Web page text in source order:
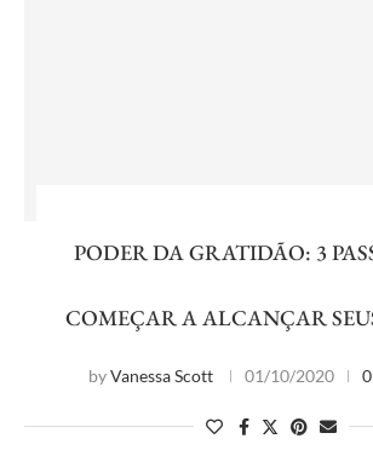
PODER DA GRATIDÃO: 3
COMEÇAR A ALCANÇAR
byVanessa Scott 01/10/2020